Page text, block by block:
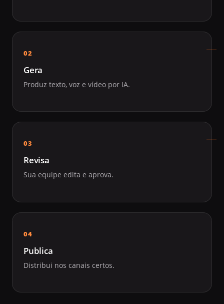
Gera
Produz texto, voz e vídeo por IA.
Revisa
Sua equipe edita e aprova.
Publica
Distribui nos canais certos.